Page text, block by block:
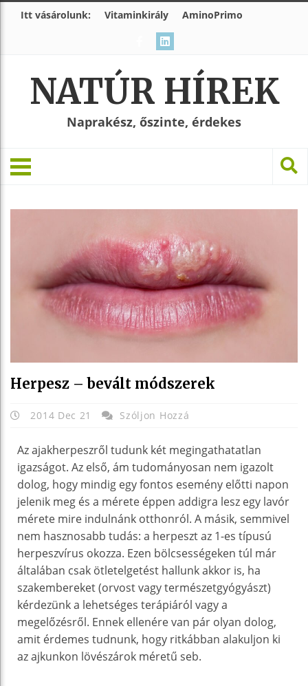
Itt vásárolunk: Vitaminkirály AminoPrimo
NATÚR HÍREK
Naprakész, őszinte, érdekes
Herpesz – bevált módszerek
2014 Dec 21 Szóljon Hozzá
Az ajakherpeszről tudunk két megingathatatlan
igazságot. Az első, ám tudományosan nem igazolt
dolog, hogy mindig egy fontos esemény előtti napon
jelenik meg és a mérete éppen addigra lesz egy lavór
mérete mire indulnánk otthonról. A másik, semmivel
nem hasznosabb tudás: a herpeszt az 1-es típusú
herpeszvírus okozza. Ezen bölcsességeken túl már
általában csak ötletelgetést hallunk akkor is, ha
szakembereket (orvost vagy természetgyógyászt)
kérdezünk a lehetséges terápiáról vagy a
megelőzésről. Ennek ellenére van pár olyan dolog,
amit érdemes tudnunk, hogy ritkábban alakuljon ki
az ajkunkon lövészárok méretű seb.